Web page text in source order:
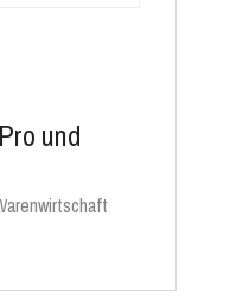
und